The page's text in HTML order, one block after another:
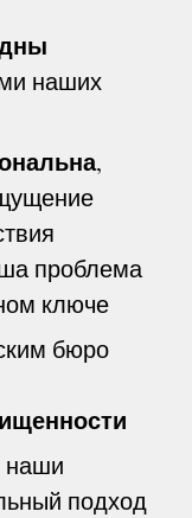
наших
,
проблема
ключе
бюро
наши
подход